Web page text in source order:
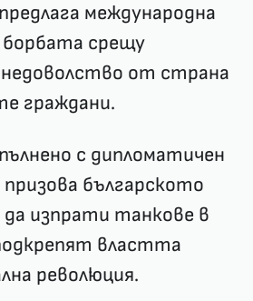
международна
срещу
от страна
граждани.
с дипломатичен
българското
изпрати танкове в
властта
революция.